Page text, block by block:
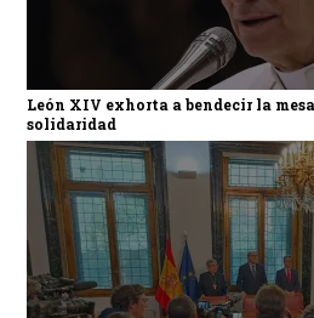
León XIV exhorta a bendecir la
solidaridad